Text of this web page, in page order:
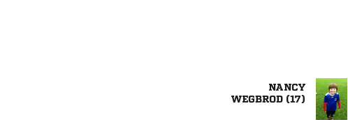

 